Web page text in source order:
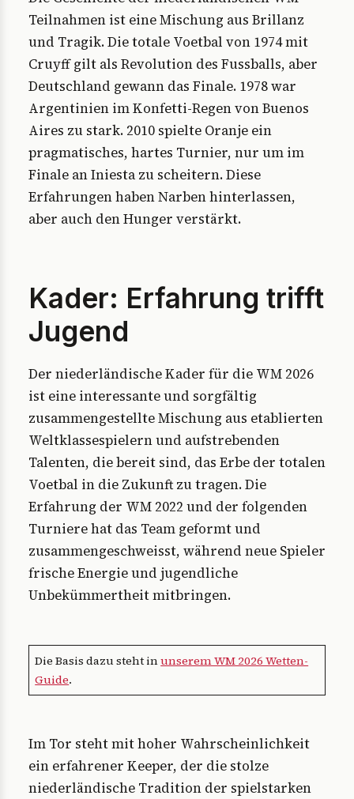
Teilnahmen ist eine Mischung aus Brillanz
und Tragik. Die totale Voetbal von 1974 mit
Cruyff gilt als Revolution des Fussballs, aber
Deutschland gewann das Finale. 1978 war
Argentinien im Konfetti-Regen von Buenos
Aires zu stark. 2010 spielte Oranje ein
pragmatisches, hartes Turnier, nur um im
Finale an Iniesta zu scheitern. Diese
Erfahrungen haben Narben hinterlassen,
aber auch den Hunger verstärkt.
Kader: Erfahrung trifft
Jugend
Der niederländische Kader für die WM 2026
ist eine interessante und sorgfältig
zusammengestellte Mischung aus etablierten
Weltklassespielern und aufstrebenden
Talenten, die bereit sind, das Erbe der totalen
Voetbal in die Zukunft zu tragen. Die
Erfahrung der WM 2022 und der folgenden
Turniere hat das Team geformt und
zusammengeschweisst, während neue Spieler
frische Energie und jugendliche
Unbekümmertheit mitbringen.
Die Basis dazu steht inunserem WM 2026 Wetten-
Guide.
Im Tor steht mit hoher Wahrscheinlichkeit
ein erfahrener Keeper, der die stolze
niederländische Tradition der spielstarken